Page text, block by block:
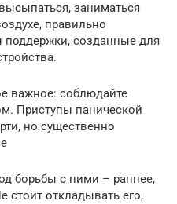
заниматься
правильно
поддержки, созданные для
важное: соблюдайте
Приступы панической
но существенно
борьбы с ними – раннее,
стоит откладывать его,